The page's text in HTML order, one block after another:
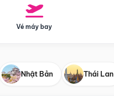
Vé máy bay
Nhật Bản Thái Lan